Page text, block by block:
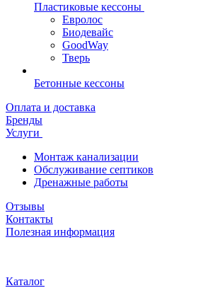
Пластиковые кессоны
Евролос
Биодевайс
GoodWay
Тверь
Бетонные кессоны
Оплата и доставка
Бренды
Услуги
Монтаж канализации
Обслуживание септиков
Дренажные работы
Отзывы
Контакты
Полезная информация
Каталог